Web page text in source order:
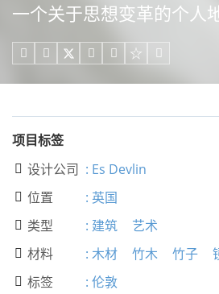
一个关于思想变革的个人
    
项目标签
 设计公司 : Es Devlin
 位置 : 英国
 类型 : 建筑 艺术
 材料 : 木材 竹木 竹子
 标签 : 伦敦